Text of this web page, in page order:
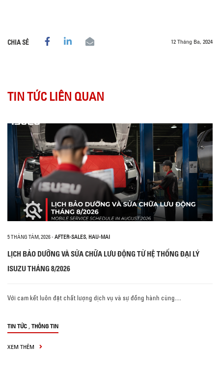
CHIA SẺ 12 Tháng Ba, 2024
TIN TỨC LIÊN QUAN
5 THÁNG TÁM, 2026- AFTER-SALES, HAU-MAI
LỊCH BẢO DƯỠNG VÀ SỬA CHỮA LƯU ĐỘNG TỪ HỆ THỐNG ĐẠI LÝ
ISUZU THÁNG 8/2026
Với cam kết luôn đặt chất lượng dịch vụ và sự đồng hành cùng…
TIN TỨC , THÔNG TIN
XEM THÊM